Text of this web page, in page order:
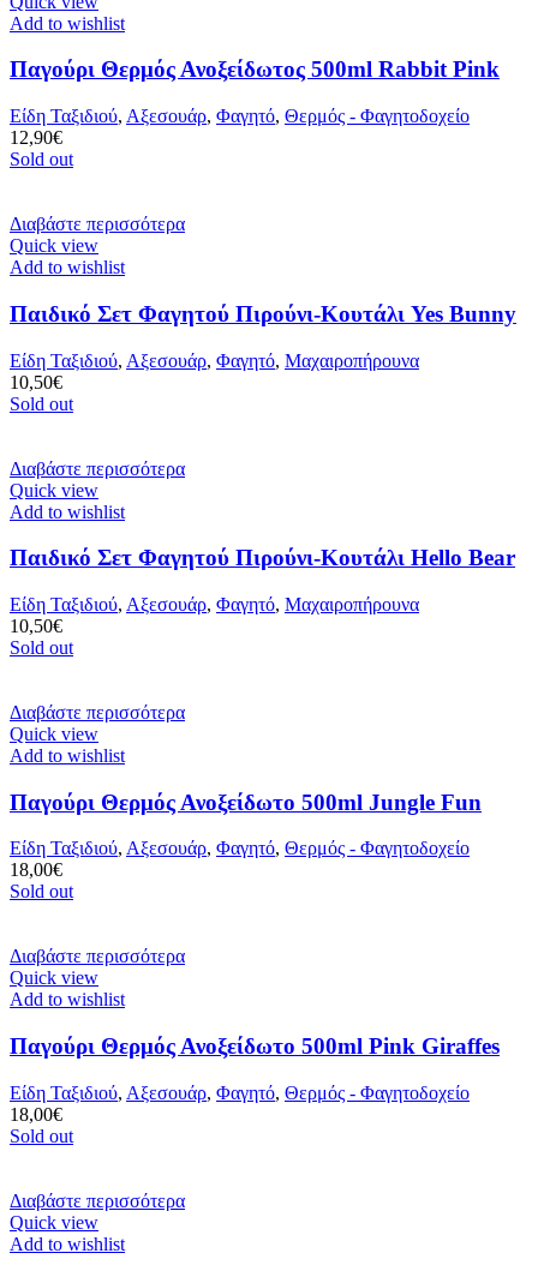
Add to wishlist
Παγούρι Θερμός Ανοξείδωτος 500ml Rabbit Pink
Είδη Ταξιδιού, Αξεσουάρ, Φαγητό, Θερμός - Φαγητοδοχείο
12,90€
Sold out
Διαβάστε περισσότερα
Quick view
Add to wishlist
Παιδικό Σετ Φαγητού Πιρούνι-Κουτάλι Yes Bunny
Είδη Ταξιδιού, Αξεσουάρ, Φαγητό, Μαχαιροπήρουνα
10,50€
Sold out
Διαβάστε περισσότερα
Quick view
Add to wishlist
Παιδικό Σετ Φαγητού Πιρούνι-Κουτάλι Hello Bear
Είδη Ταξιδιού, Αξεσουάρ, Φαγητό, Μαχαιροπήρουνα
10,50€
Sold out
Διαβάστε περισσότερα
Quick view
Add to wishlist
Παγούρι Θερμός Ανοξείδωτο 500ml Jungle Fun
Είδη Ταξιδιού, Αξεσουάρ, Φαγητό, Θερμός - Φαγητοδοχείο
18,00€
Sold out
Διαβάστε περισσότερα
Quick view
Add to wishlist
Παγούρι Θερμός Ανοξείδωτο 500ml Pink Giraffes
Είδη Ταξιδιού, Αξεσουάρ, Φαγητό, Θερμός - Φαγητοδοχείο
18,00€
Sold out
Διαβάστε περισσότερα
Quick view
Add to wishlist